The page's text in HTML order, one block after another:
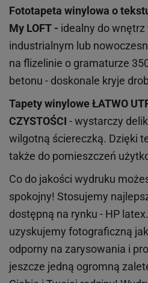
Fototapeta winylowa o
My LOFT - idealny do
industrialnym lub
na flizelinie o gramaturze
betonu - doskonale kryje
Tapety winyloweŁATWO
CZYSTOŚCI - wystarczy
wilgotną ściereczką. Dzięki
także do pomieszczeń
Co do jakości wydruku
spokojny! Stosujemy
dostępną na rynku - HP
uzyskujemy fotograficzną
odporny na zarysowania i
jeszcze jedną ogromną